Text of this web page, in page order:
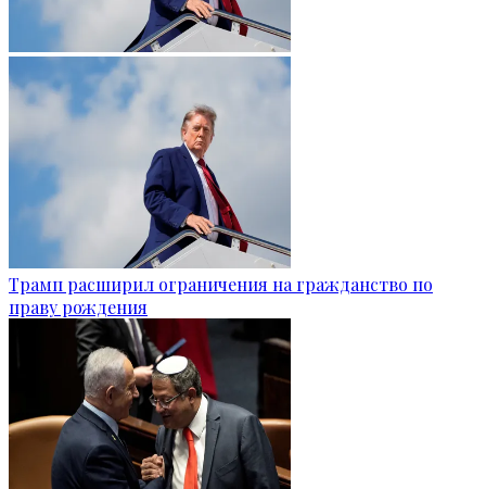
Трамп расширил ограничения на гражданство по
праву рождения